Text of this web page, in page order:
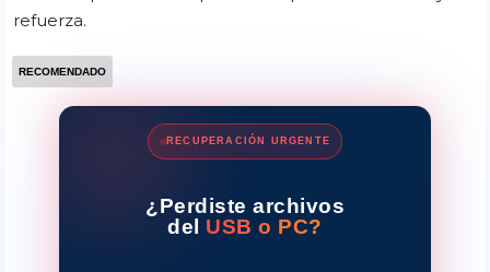
refuerza.
RECOMENDADO
RECUPERACIÓN URGENTE
¿Perdiste archivos
del USB o PC?